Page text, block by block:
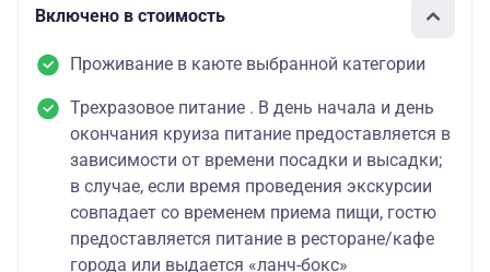
Включено в стоимость
Проживание в каюте выбранной категории
Трехразовое питание . В день начала и день
окончания круиза питание предоставляется в
зависимости от времени посадки и высадки;
в случае, если время проведения экскурсии
совпадает со временем приема пищи, гостю
предоставляется питание в ресторане/кафе
города или выдается «ланч-бокс»